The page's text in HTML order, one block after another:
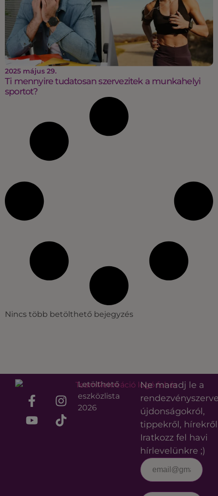
2025 május 29.
Ti mennyire tudatosan szervezitek a munkahelyi
sportot?
Nincs több betölthető bejegyzés
Letölthető
eszközlista
2026
Ne maradj le a
újdonságokról,
tippekről,
Iratkozz fel havi
hírlevelünkre ;)